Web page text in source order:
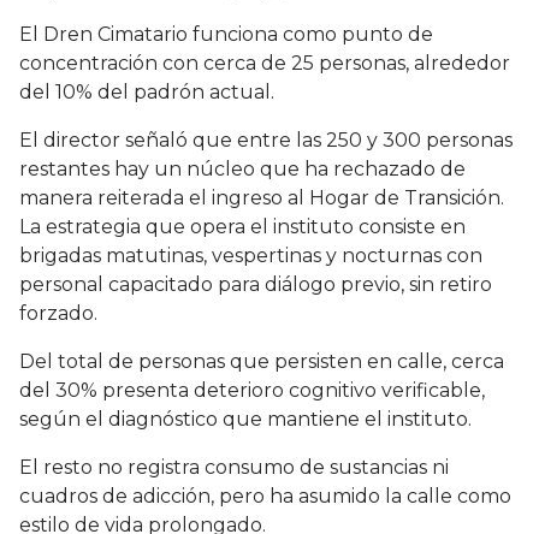
El Dren Cimatario funciona como punto de
concentración con cerca de 25 personas, alrededor
del 10% del padrón actual.
El director señaló que entre las 250 y 300 personas
restantes hay un núcleo que ha rechazado de
manera reiterada el ingreso al Hogar de Transición.
La estrategia que opera el instituto consiste en
brigadas matutinas, vespertinas y nocturnas con
personal capacitado para diálogo previo, sin retiro
forzado.
Del total de personas que persisten en calle, cerca
del 30% presenta deterioro cognitivo verificable,
según el diagnóstico que mantiene el instituto.
El resto no registra consumo de sustancias ni
cuadros de adicción, pero ha asumido la calle como
estilo de vida prolongado.